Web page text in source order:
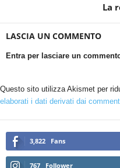
La
LASCIA UN COMMENTO
Entra per lasciare un
Questo sito utilizza Akismet per
elaborati i dati derivati dai
3,822 Fans
767 Follower